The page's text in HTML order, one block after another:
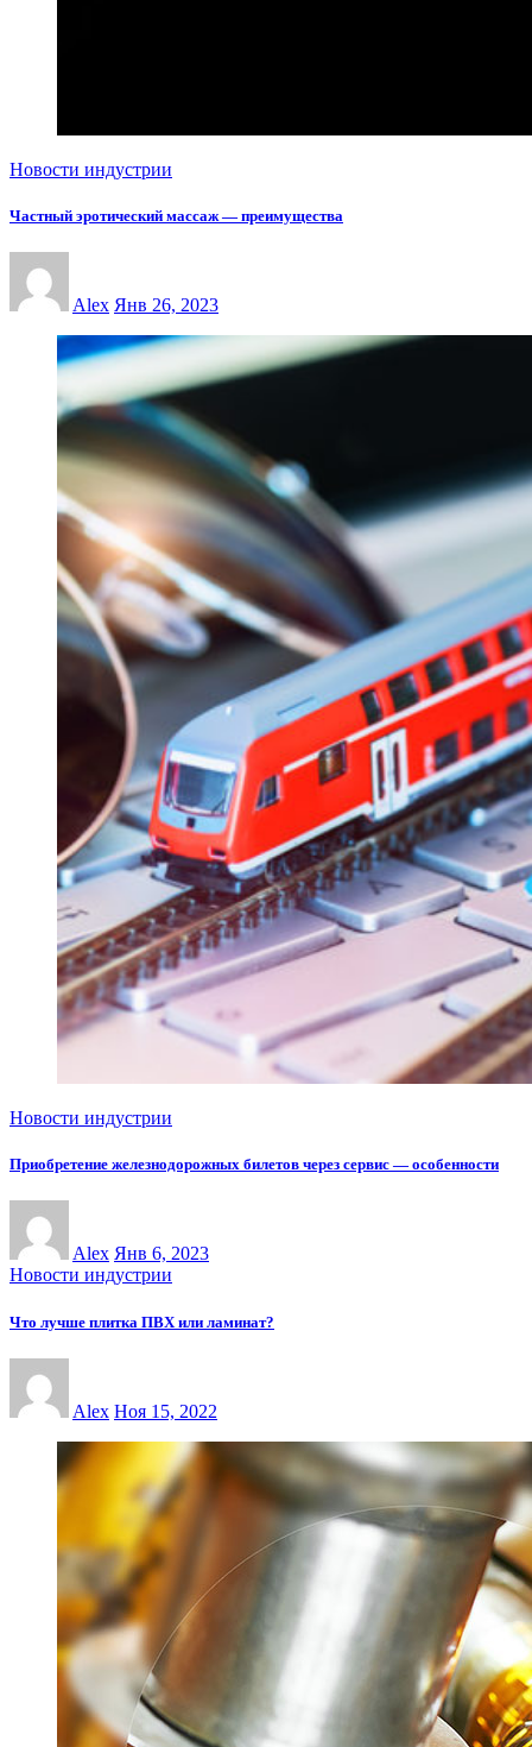
Новости индустрии
Частный эротический массаж — преимущества
Alex Янв 26, 2023
Новости индустрии
Приобретение железнодорожных билетов через сервис — особенности
Alex Янв 6, 2023
Новости индустрии
Что лучше плитка ПВХ или ламинат?
Alex Ноя 15, 2022